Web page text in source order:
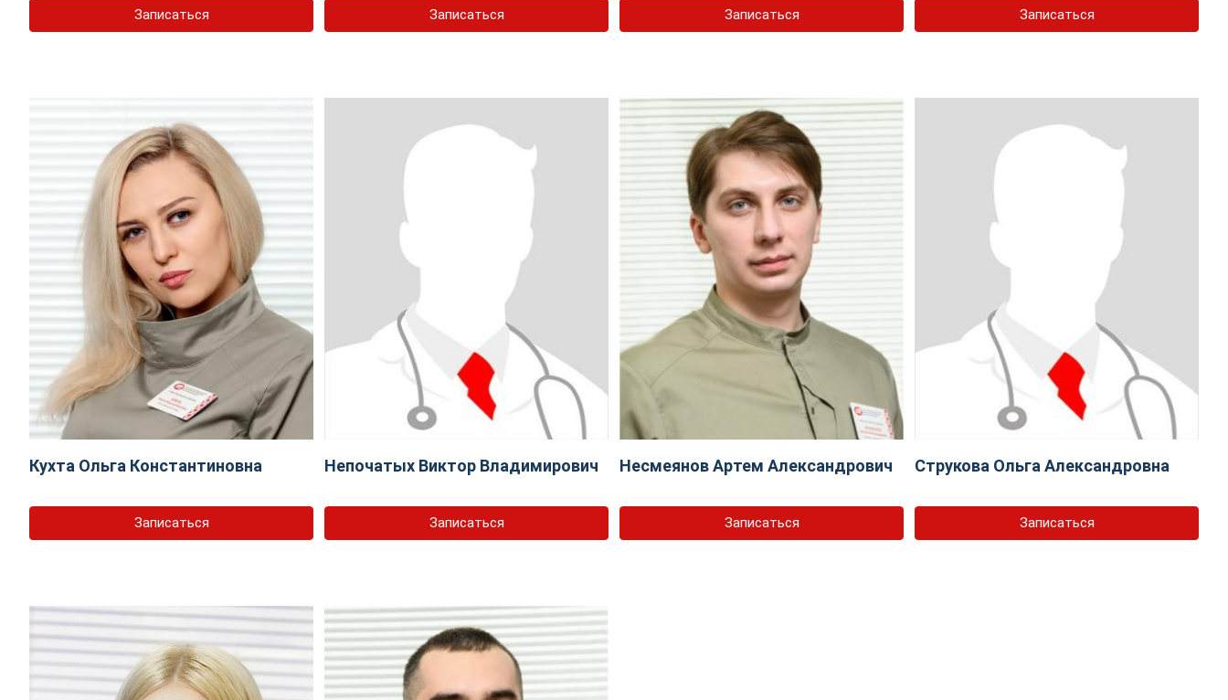
Записаться Записаться Записаться Записаться
Кухта Ольга Константиновна
Записаться
Непочатых Виктор Владимирович
Записаться
Несмеянов Артем Александрович
Записаться
Струкова Ольга Александровна
Записаться